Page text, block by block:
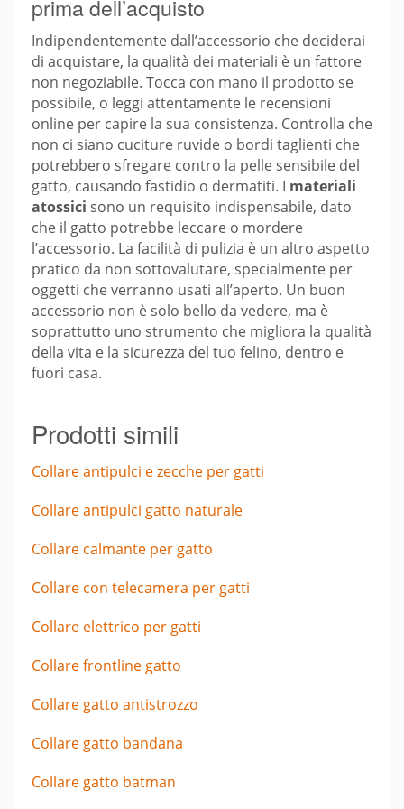
prima dell’acquisto
Indipendentemente dall’accessorio che deciderai
di acquistare, la qualità dei materiali è un fattore
non negoziabile. Tocca con mano il prodotto se
possibile, o leggi attentamente le recensioni
online per capire la sua consistenza. Controlla che
non ci siano cuciture ruvide o bordi taglienti che
potrebbero sfregare contro la pelle sensibile del
gatto, causando fastidio o dermatiti. I materiali
atossici sono un requisito indispensabile, dato
che il gatto potrebbe leccare o mordere
l’accessorio. La facilità di pulizia è un altro aspetto
pratico da non sottovalutare, specialmente per
oggetti che verranno usati all’aperto. Un buon
accessorio non è solo bello da vedere, ma è
soprattutto uno strumento che migliora la qualità
della vita e la sicurezza del tuo felino, dentro e
fuori casa.
Prodotti simili
Collare antipulci e zecche per gatti
Collare antipulci gatto naturale
Collare calmante per gatto
Collare con telecamera per gatti
Collare elettrico per gatti
Collare frontline gatto
Collare gatto antistrozzo
Collare gatto bandana
Collare gatto batman